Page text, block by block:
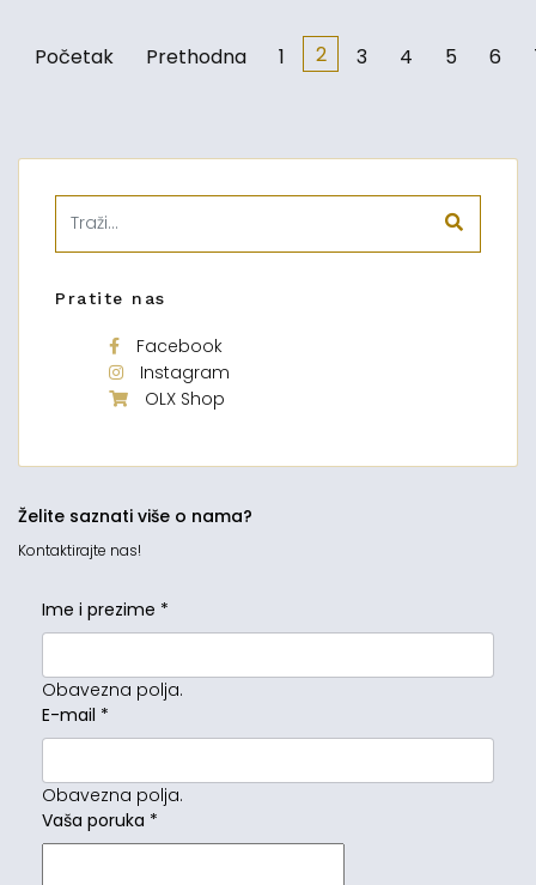
Početak Prethodna 1 2 3 4 5 6
Pratite nas
Facebook
Instagram
OLX Shop
Želite saznati više o nama?
Kontaktirajte nas!
Ime i prezime *
Obavezna polja.
E-mail *
Obavezna polja.
Vaša poruka *